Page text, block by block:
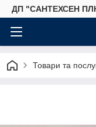
ДП "САНТЕХСЕН
Товари та